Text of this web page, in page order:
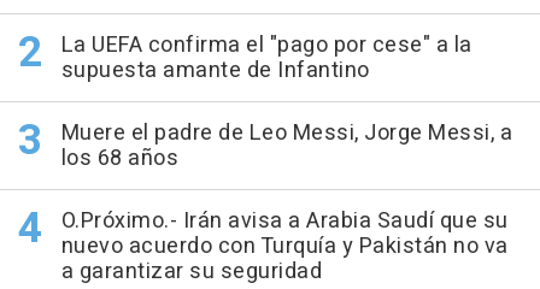
La UEFA confirma el "pago por cese" a la
supuesta amante de Infantino
Muere el padre de Leo Messi, Jorge Messi, a
los 68 años
O.Próximo.- Irán avisa a Arabia Saudí que su
nuevo acuerdo con Turquía y Pakistán no va
a garantizar su seguridad